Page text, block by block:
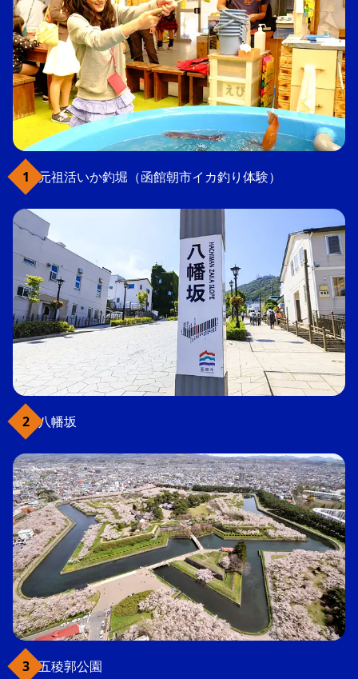
元祖活いか釣堀（函館朝市イカ釣り体験）
八幡坂
五稜郭公園